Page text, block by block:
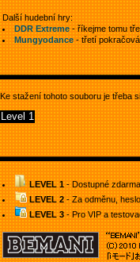
Další hudební hry:
DDR Extreme- říkejme tomu
Mungyodance- třetí
Ke stažení tohoto souboru je třeba
Level 1
LEVEL 1- Dostupné
LEVEL 2- Za odměnu,
LEVEL 3- Pro VIP a